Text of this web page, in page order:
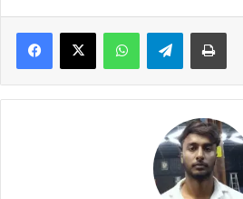
Facebook
X WhatsAppTelegram